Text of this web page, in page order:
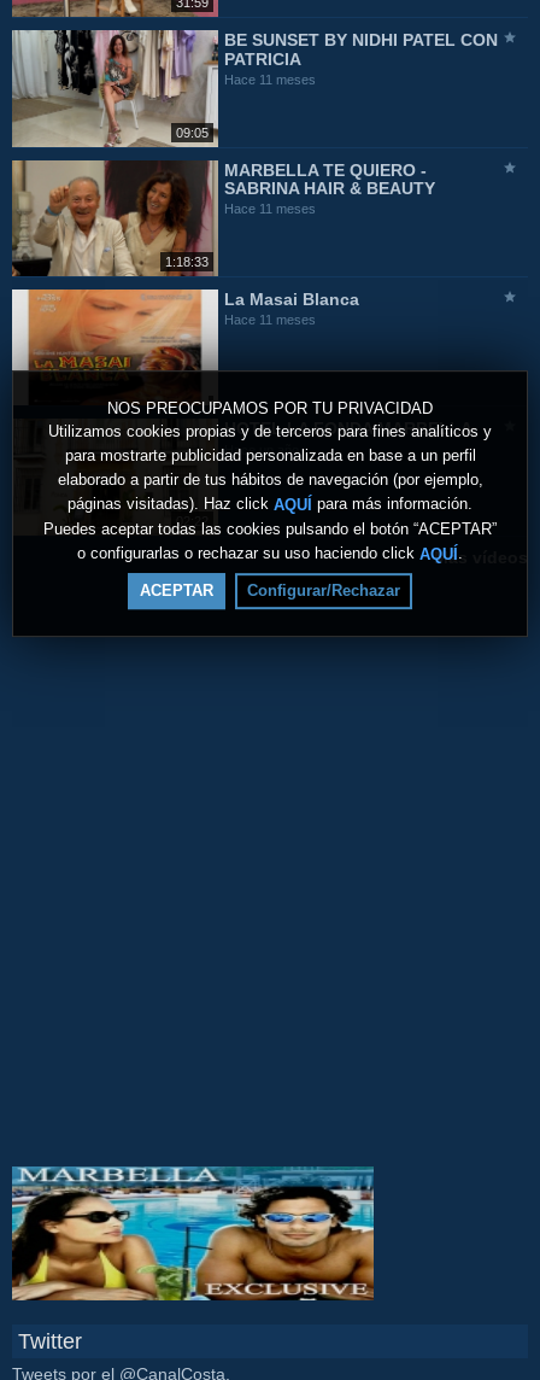
NOS PREOCUPAMOS POR TU PRIVACIDAD
Utilizamos cookies propias y de terceros para fines analíticos y
para mostrarte publicidad personalizada en base a un perfil
elaborado a partir de tus hábitos de navegación (por ejemplo,
páginas visitadas). Haz click AQUÍ para más información.
Puedes aceptar todas las cookies pulsando el botón “ACEPTAR”
o configurarlas o rechazar su uso haciendo click AQUÍ
ACEPTAR Configurar/Rechazar
09:05
BE SUNSET BY NIDHI PATEL CON
PATRICIA
Hace 11 meses
1:18:33
MARBELLA TE QUIERO -
SABRINA HAIR & BEAUTY
Hace 11 meses
La Masai Blanca
Hace 11 meses
02:22
HOTEL LA FONDA MARBELLA
Hace un año
Más vídeos
Twitter
Tweets por el @CanalCosta.